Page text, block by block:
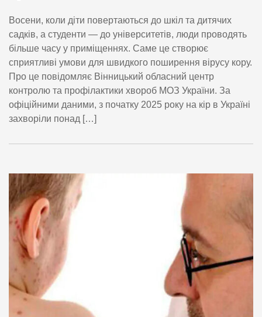
Восени, коли діти повертаються до шкіл та дитячих
садків, а студенти — до університетів, люди проводять
більше часу у приміщеннях. Саме це створює
сприятливі умови для швидкого поширення вірусу кору.
Про це повідомляє Вінницький обласний центр
контролю та профілактики хвороб МОЗ України. За
офіційними даними, з початку 2025 року на кір в Україні
захворіли понад […]